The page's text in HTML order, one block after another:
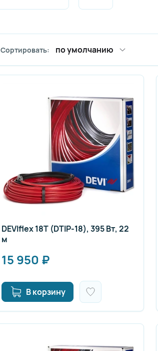
Сортировать: по умолчанию
DEVIflex 18T (DTIP-18), 395 Вт, 22
м
15 950 ₽
В корзину